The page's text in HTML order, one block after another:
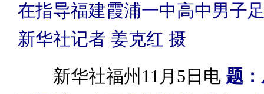
在指导福建霞浦一中高中男子
新华社记者 姜克红 摄
新华社福州11月5日电 题